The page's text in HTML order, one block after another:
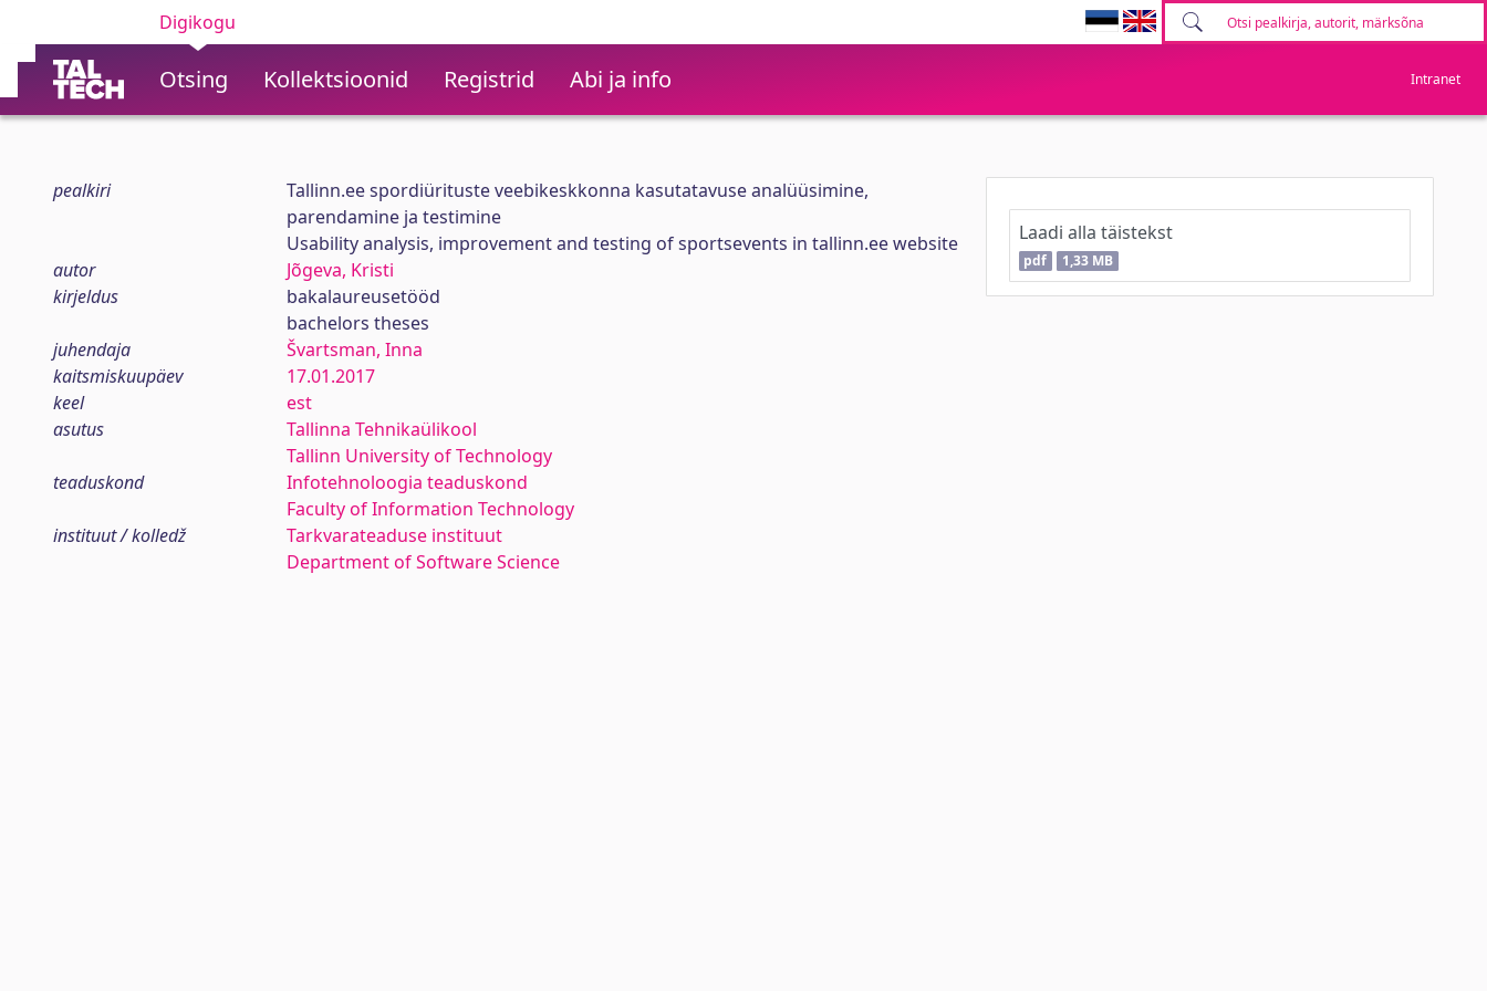
Digikogu
Otsing Kollektsioonid Registrid Abi ja info Intranet
pealkiri
Tallinn.ee spordiürituste veebikeskkonna kasutatavuse analüüsimine,
parendamine ja testimine
Usability analysis, improvement and testing of sportsevents in tallinn.ee website
autor
Jõgeva, Kristi
kirjeldus
bakalaureusetööd
bachelors theses
juhendaja
Švartsman, Inna
kaitsmiskuupäev
17.01.2017
keel
est
asutus
Tallinna Tehnikaülikool
Tallinn University of Technology
teaduskond
Infotehnoloogia teaduskond
Faculty of Information Technology
instituut / kolledž
Tarkvarateaduse instituut
Department of Software Science
Laadi alla täistekst
pdf 1,33 MB